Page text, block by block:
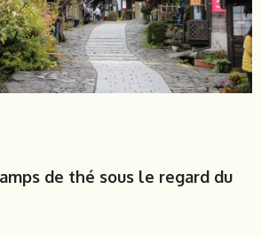
de thé sous le regard du